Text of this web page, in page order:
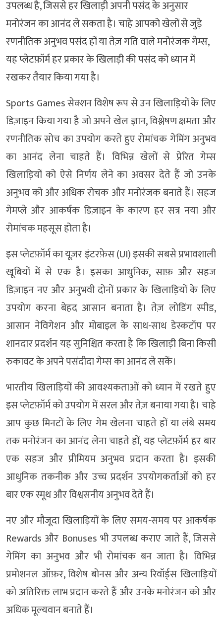
उपलब्ध है, जिससे हर खिलाड़ी अपनी पसंद के अनुसार
मनोरंजन का आनंद ले सकता है। चाहे आपको खेलों से जुड़े
रणनीतिक अनुभव पसंद हों या तेज़ गति वाले मनोरंजक गेम्स,
यह प्लेटफ़ॉर्म हर प्रकार के खिलाड़ी की पसंद को ध्यान में
रखकर तैयार किया गया है।
Sports Games सेक्शन विशेष रूप से उन खिलाड़ियों के लिए
डिज़ाइन किया गया है जो अपने खेल ज्ञान, विश्लेषण क्षमता और
रणनीतिक सोच का उपयोग करते हुए रोमांचक गेमिंग अनुभव
का आनंद लेना चाहते हैं। विभिन्न खेलों से प्रेरित गेम्स
खिलाड़ियों को ऐसे निर्णय लेने का अवसर देते हैं जो उनके
अनुभव को और अधिक रोचक और मनोरंजक बनाते हैं। सहज
गेमप्ले और आकर्षक डिज़ाइन के कारण हर सत्र नया और
रोमांचक महसूस होता है।
इस प्लेटफ़ॉर्म का यूज़र इंटरफ़ेस (UI) इसकी सबसे प्रभावशाली
खूबियों में से एक है। इसका आधुनिक, साफ़ और सहज
डिज़ाइन नए और अनुभवी दोनों प्रकार के खिलाड़ियों के लिए
उपयोग करना बेहद आसान बनाता है। तेज़ लोडिंग स्पीड,
आसान नेविगेशन और मोबाइल के साथ-साथ डेस्कटॉप पर
शानदार प्रदर्शन यह सुनिश्चित करता है कि खिलाड़ी बिना किसी
रुकावट के अपने पसंदीदा गेम्स का आनंद ले सकें।
भारतीय खिलाड़ियों की आवश्यकताओं को ध्यान में रखते हुए
इस प्लेटफ़ॉर्म को उपयोग में सरल और तेज़ बनाया गया है। चाहे
आप कुछ मिनटों के लिए गेम खेलना चाहते हों या लंबे समय
तक मनोरंजन का आनंद लेना चाहते हों, यह प्लेटफ़ॉर्म हर बार
एक सहज और प्रीमियम अनुभव प्रदान करता है। इसकी
आधुनिक तकनीक और उच्च प्रदर्शन उपयोगकर्ताओं को हर
बार एक स्मूथ और विश्वसनीय अनुभव देते हैं।
नए और मौजूदा खिलाड़ियों के लिए समय-समय पर आकर्षक
Rewards और Bonuses भी उपलब्ध कराए जाते हैं, जिससे
गेमिंग का अनुभव और भी रोमांचक बन जाता है। विभिन्न
प्रमोशनल ऑफ़र, विशेष बोनस और अन्य रिवॉर्ड्स खिलाड़ियों
को अतिरिक्त लाभ प्रदान करते हैं और उनके मनोरंजन को और
अधिक मूल्यवान बनाते हैं।